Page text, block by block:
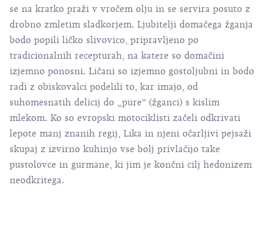
se na kratko praži v vročem olju in se servira posuto z
drobno zmletim sladkorjem. Ljubitelji domačega žganja
bodo popili ličko slivovico, pripravljeno po
tradicionalnih recepturah, na katere so domačini
izjemno ponosni. Ličani so izjemno gostoljubni in bodo
radi z obiskovalci podelili to, kar imajo, od
suhomesnatih delicij do „pure“ (žganci) s kislim
mlekom. Ko so evropski motociklisti začeli odkrivati
lepote manj znanih regij, Lika in njeni očarljivi pejsaži
skupaj z izvirno kuhinjo vse bolj privlačijo take
pustolovce in gurmane, ki jim je končni cilj hedonizem
neodkritega.